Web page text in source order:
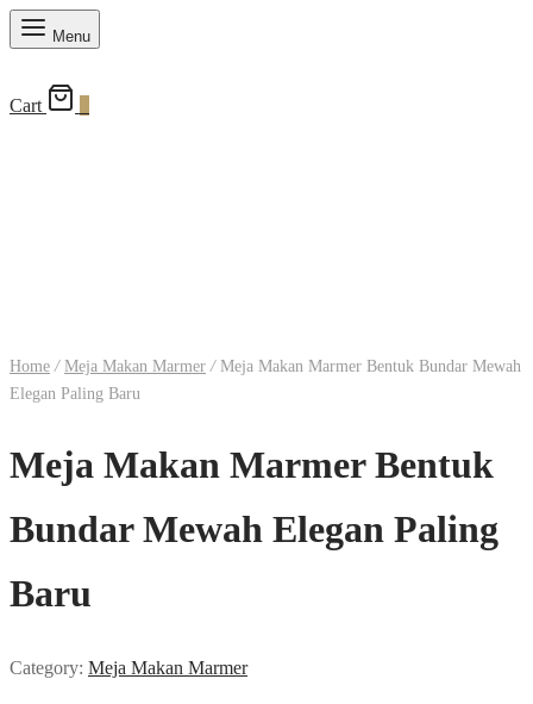
Menu
Cart
Home / Meja Makan Marmer /Meja Makan Marmer Bentuk Bundar Mewah
Elegan Paling Baru
Meja Makan Marmer Bentuk
Bundar Mewah Elegan Paling
Baru
Category: Meja Makan Marmer